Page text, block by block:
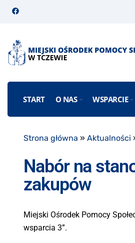
START O NAS WSPARCIE
Strona główna » Aktualności
Nabór na
zakupów
Miejski Ośrodek Pomocy
wsparcia 3”.